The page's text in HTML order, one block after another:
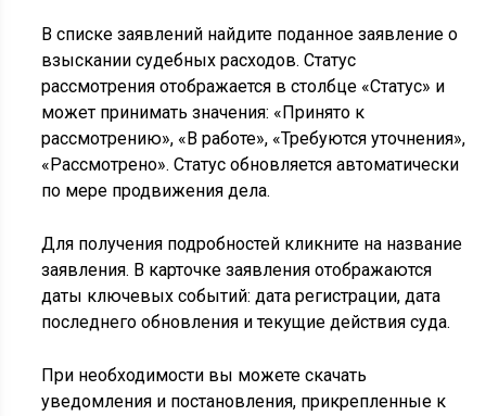
В списке заявлений найдите поданное заявление о
взыскании судебных расходов. Статус
рассмотрения отображается в столбце «Статус» и
может принимать значения: «Принято к
рассмотрению», «В работе», «Требуются уточнения»,
«Рассмотрено». Статус обновляется автоматически
по мере продвижения дела.
Для получения подробностей кликните на название
заявления. В карточке заявления отображаются
даты ключевых событий: дата регистрации, дата
последнего обновления и текущие действия суда.
При необходимости вы можете скачать
уведомления и постановления, прикрепленные к